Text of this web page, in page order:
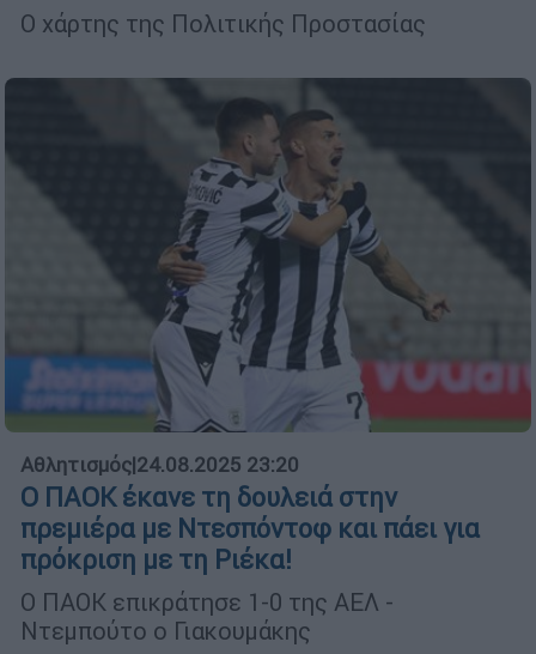
Ο χάρτης της Πολιτικής Προστασίας
Αθλητισμός|24.08.2025 23:20
Ο ΠΑΟΚ έκανε τη δουλειά στην
πρεμιέρα με Ντεσπόντοφ και πάει για
πρόκριση με τη Ριέκα!
Ο ΠΑΟΚ επικράτησε 1-0 της ΑΕΛ -
Ντεμπούτο ο Γιακουμάκης